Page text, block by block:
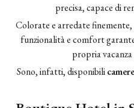
precisa, capace di
Colorate e arredate
funzionalità e comfort
propria
Sono, infatti, disponibili